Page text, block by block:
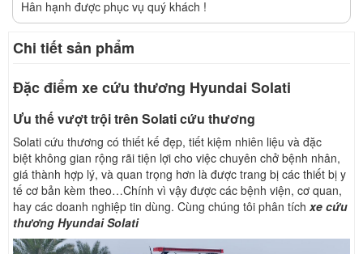
Hân hạnh được phục vụ quý khách !
Chi tiết sản phẩm
Đặc điểm xe cứu thương Hyundai Solati
Ưu thế vượt trội trên Solati cứu thương
Solati cứu thương có thiết kế đẹp, tiết kiệm nhiên liệu và đặc
biệt không gian rộng rãi tiện lợi cho việc chuyên chở bệnh nhân,
giá thành hợp lý, và quan trọng hơn là được trang bị các thiết bị y
tế cơ bản kèm theo…Chính vì vậy được các bệnh viện, cơ quan,
hay các doanh nghiệp tin dùng. Cùng chúng tôi phân tích xe cứu
thương Hyundai Solati